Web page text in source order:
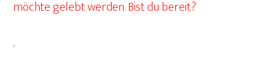
möchte gelebt werden. Bist du bereit?
.